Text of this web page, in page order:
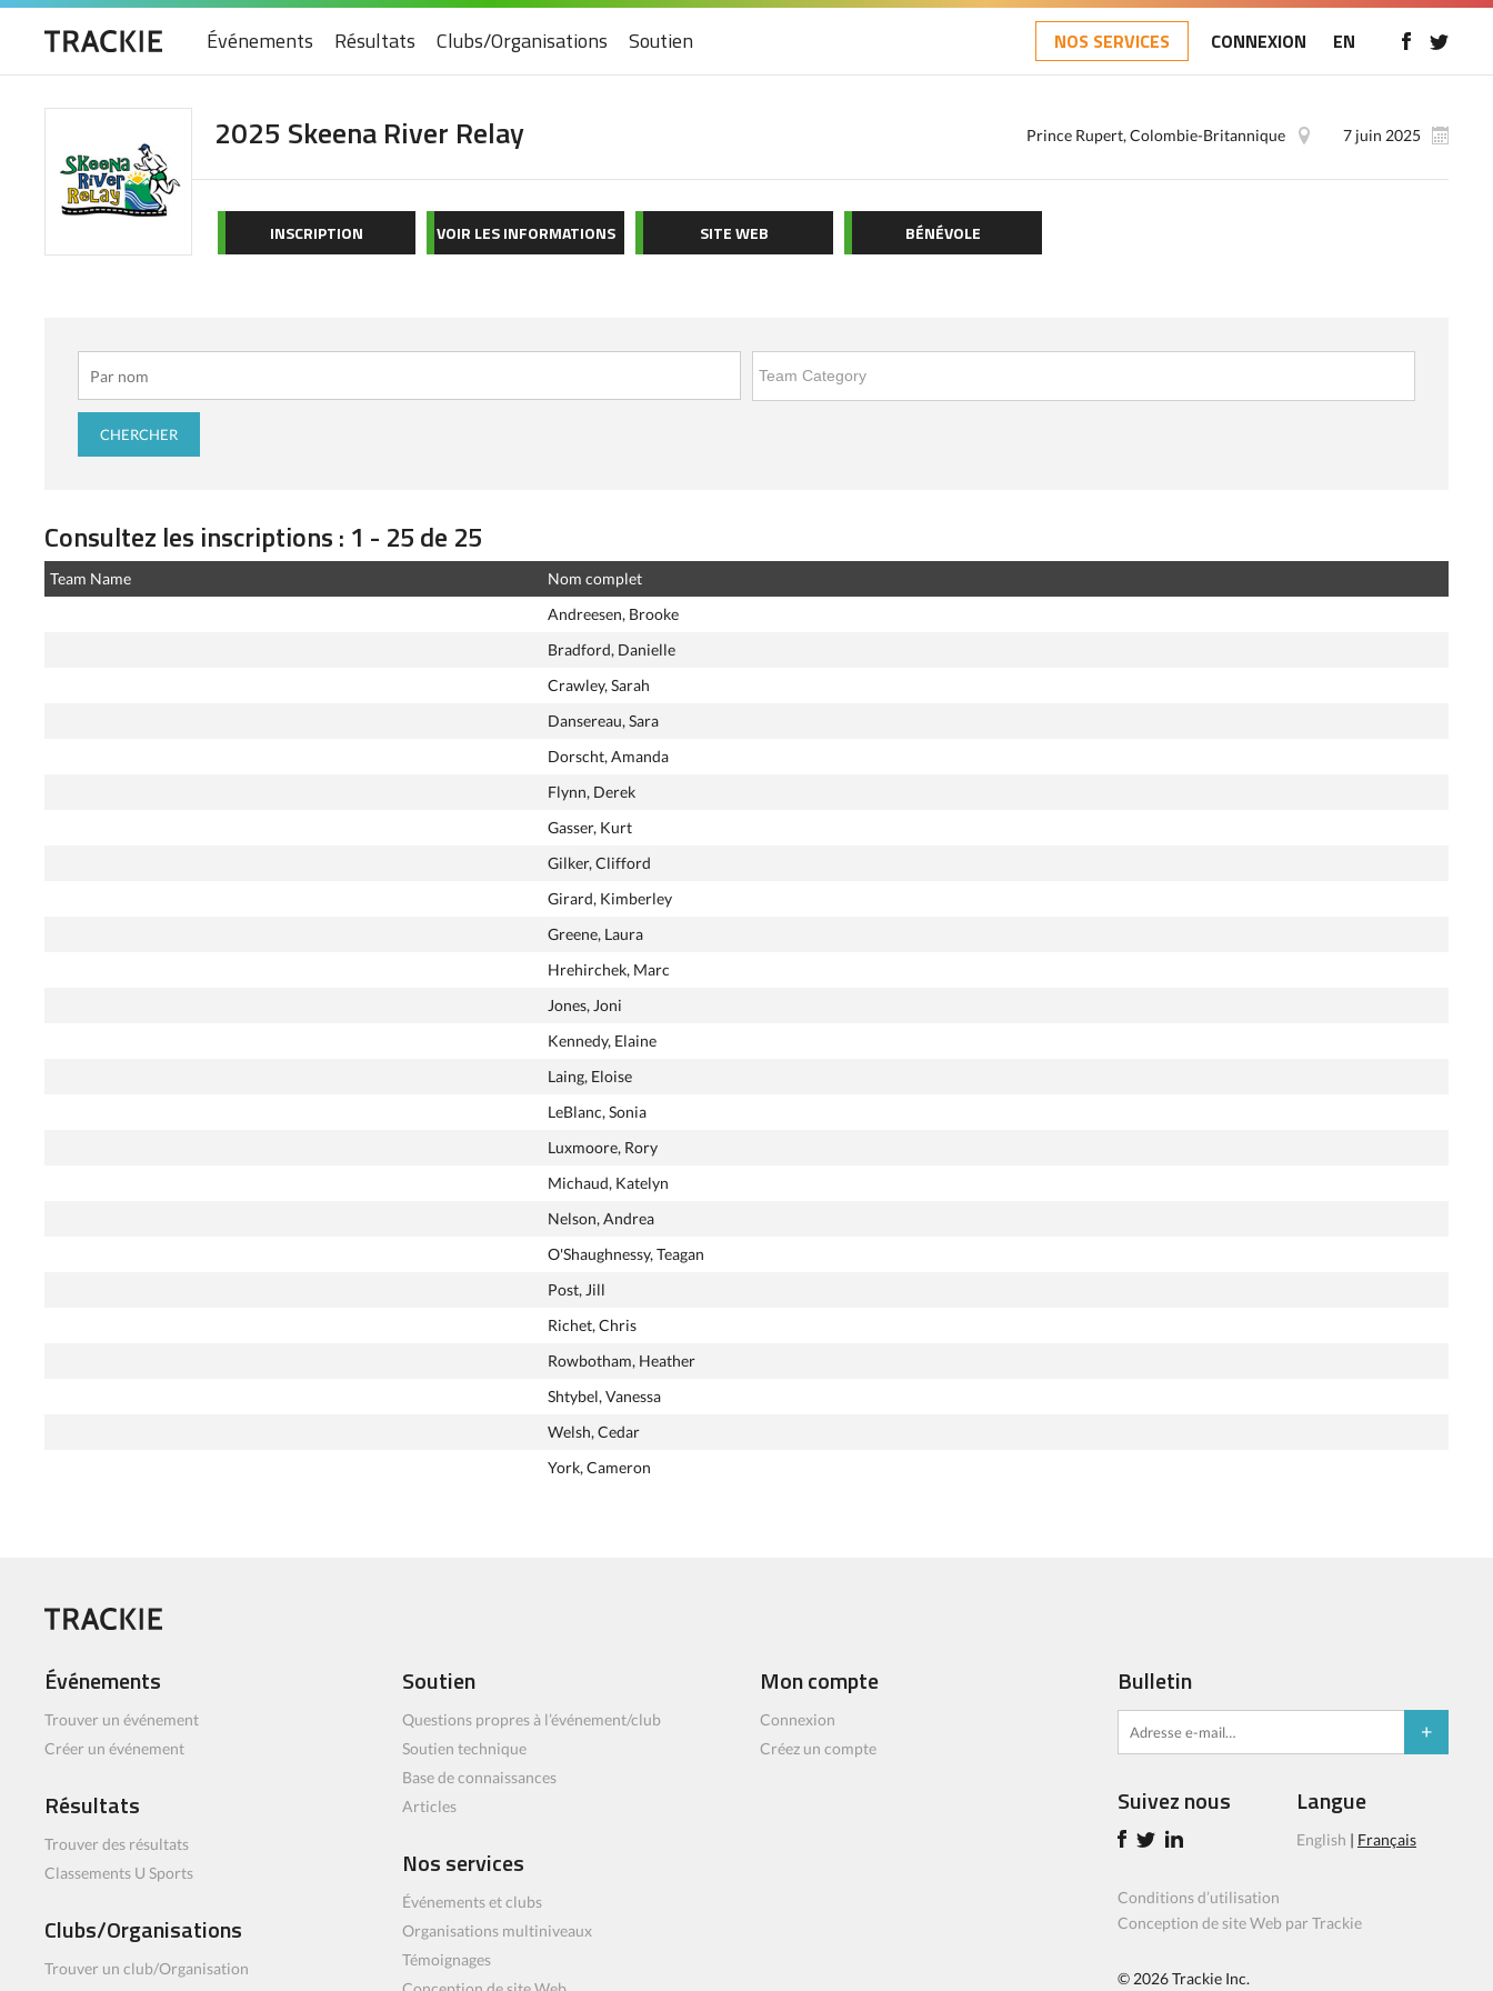
Événements Résultats Clubs/Organisations Soutien NOS SERVICES CONNEXION EN
2025 Skeena River Relay 7 juin 2025
Prince Rupert, Colombie-Britannique
INSCRIPTION VOIR LES INFORMATIONS SITE WEB BÉNÉVOLE
Consultez les inscriptions : 1 - 25 de 25
Team Name
Nom complet
Andreesen, Brooke
Bradford, Danielle
Crawley, Sarah
Dansereau, Sara
Dorscht, Amanda
Flynn, Derek
Gasser, Kurt
Gilker, Clifford
Girard, Kimberley
Greene, Laura
Hrehirchek, Marc
Jones, Joni
Kennedy, Elaine
Laing, Eloise
LeBlanc, Sonia
Luxmoore, Rory
Michaud, Katelyn
Nelson, Andrea
O'Shaughnessy, Teagan
Post, Jill
Richet, Chris
Rowbotham, Heather
Shtybel, Vanessa
Welsh, Cedar
York, Cameron
Événements
Trouver un événement
Créer un événement
Résultats
Trouver des résultats
Classements U Sports
Clubs/Organisations
Trouver un club/Organisation
Soutien
Questions propres à l’événement/club
Soutien technique
Base de connaissances
Articles
Nos services
Événements et clubs
Organisations multiniveaux
Témoignages
Mon compte
Connexion
Créez un compte
Bulletin
Suivez nous Langue
English | Français
Conditions d’utilisation
Conception de site Web par Trackie
© 2026Trackie Inc.